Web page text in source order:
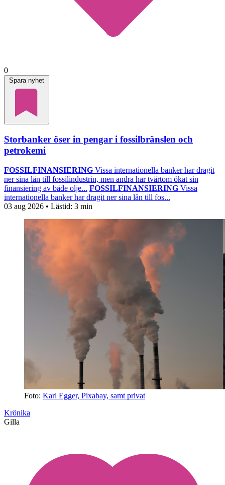
0
Spara nyhet
Storbanker öser in pengar i fossilbränslen och
petrokemi
FOSSILFINANSIERING Vissa internationella banker har dragit
ner sina lån till fossilindustrin, men andra har tvärtom ökat sin
finansiering av både olje... FOSSILFINANSIERING Vissa
internationella banker har dragit ner sina lån till fos...
03 aug 2026 • Lästid: 3 min
Foto: Karl Egger, Pixabay, samt privat
Krönika
Gilla